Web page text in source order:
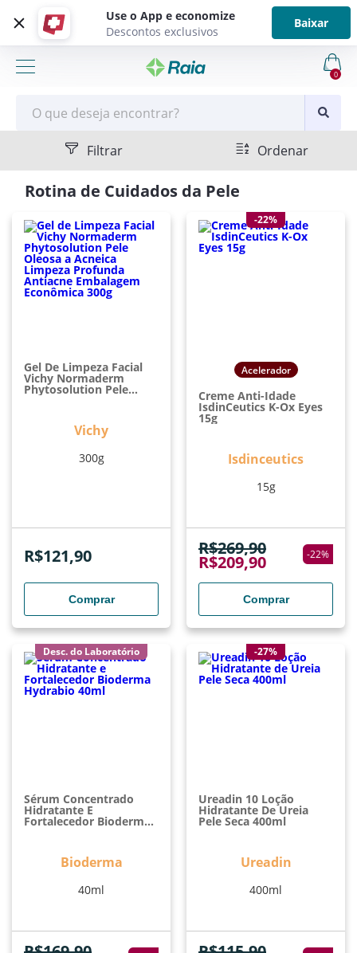
Use o App e economize
Descontos exclusivos
Baixar
0
Filtrar Ordenar
Rotina de Cuidados da Pele
Gel De Limpeza Facial
Vichy Normaderm
Phytosolution Pele
Oleosa A Acneica
Antiacne Embalagem
Econômica 300g
Vichy
300g
R$121,90
Comprar
-22%
Acelerador
Creme Anti-Idade
IsdinCeutics K-Ox Eyes
15g
Isdinceutics
15g
R$269,90
R$209,90 -22%
Comprar
Desc. do Laboratório
Sérum Concentrado
Hidratante E
Fortalecedor Bioderma
Bioderma
40ml
-27%
Ureadin 10 Loção
Hidratante De Ureia
Pele Seca 400ml
Ureadin
400ml